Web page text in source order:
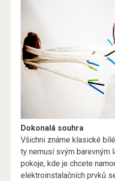
Dokonalá souhra
Všichni známe klasické
ty nemusí svým barevným
pokoje, kde je chcete
elektroinstalačních prvků